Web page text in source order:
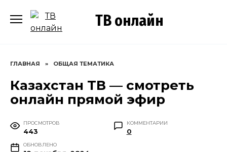
содержанию
ТВ онлайн
ГЛАВНАЯ » ОБЩАЯ ТЕМАТИКА
Казахстан ТВ — смотреть
онлайн прямой эфир
ПРОСМОТРОВ
443
КОММЕНТАРИИ
0
ОБНОВЛЕНО